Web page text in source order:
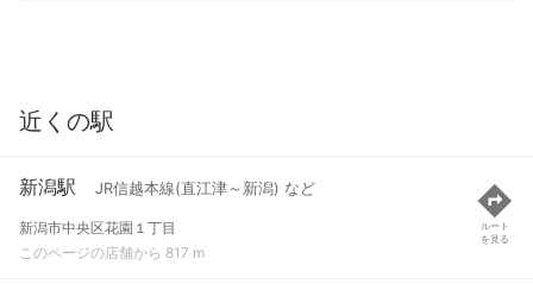
近くの駅
新潟駅 JR信越本線(直江津～新潟) など
新潟市中央区花園１丁目
このページの店舗から 817 m
ルート
を見る